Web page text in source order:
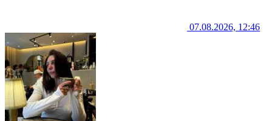
07.08.2026, 12:46